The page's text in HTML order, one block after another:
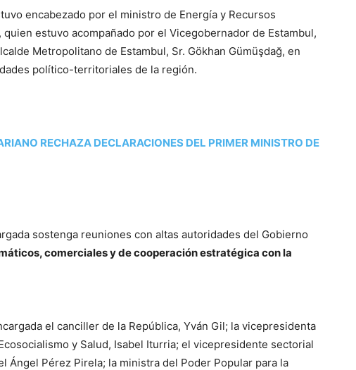
encabezado por el ministro de Energía y Recursos
quien estuvo acompañado por el Vicegobernador de Estambul,
Metropolitano de Estambul, Sr. Gökhan Gümüşdağ, en
político-territoriales de la región.
RECHAZA DECLARACIONES DEL PRIMER MINISTRO DE
sostenga reuniones con altas autoridades del Gobierno
comerciales y de cooperación estratégica con la
el canciller de la República, Yván Gil; la vicepresidenta
y Salud, Isabel Iturria; el vicepresidente sectorial
Ángel Pérez Pirela; la ministra del Poder Popular para la